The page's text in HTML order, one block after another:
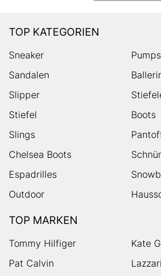
TOP KATEGORIEN
Sneaker
Pumps
Sandalen
Slipper
Stiefel
Boots
Slings
Chelsea Boots
Espadrilles
Outdoor
TOP MARKEN
Tommy Hilfiger
Kate
Pat Calvin